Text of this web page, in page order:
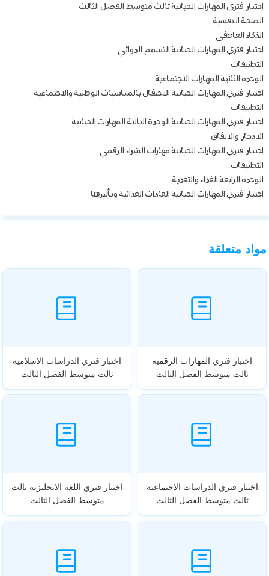
اختبار فتري المهارات الحياتية ثالث متوسط الفصل الثالث
الصحة النفسية
الذكاء العاطفي
اختبار فتري المهارات الحياتية التسمم الدوائي
التطبيقات
الوحدة الثانية المهارات الاجتماعية
اختبار فتري المهارات الحياتية الاحتفال بالمناسبات الوطنية والاجتماعية
التطبيقات
اختبار فتري المهارات الحياتية الوحدة الثالثة المهارات الحياتية
الادخار والانفاق
اختبار فتري المهارات الحياتية مهارات الشراء الرقمي
التطبيقات
الوحدة الرابعة الغذاء والتغذية
اختبار فتري المهارات الحياتية العادات الغذائية وتأثيرها
مواد متعلقة
اختبار فتري المهارات الرقمية
ثالث متوسط الفصل الثالث
اختبار فتري الدراسات الاسلامية
ثالث متوسط الفصل الثالث
اختبار فتري الدراسات الاجتماعية
ثالث متوسط الفصل الثالث
اختبار فتري اللغة الانجليزية ثالث
متوسط الفصل الثالث